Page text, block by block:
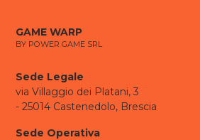
GAME WARP
BY POWER GAME SRL
Sede Legale
via Villaggio dei Platani, 3
- 25014 Castenedolo, Brescia
Sede Operativa